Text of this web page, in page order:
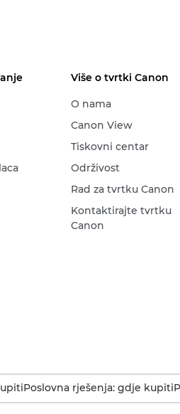
Više o tvrtki Canon
O nama
Canon View
Tiskovni centar
Održivost
Rad za tvrtku Canon
Kontaktirajte tvrtku
Canon
Poslovna rješenja: gdje kupiti